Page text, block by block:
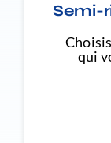
Semi-
qui